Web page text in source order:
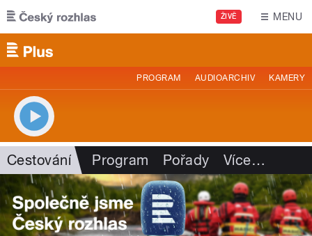
Přejít k hlavnímu obsahu
ŽIVĚ MENU
PROGRAM AUDIOARCHIV KAMERY
Cestování Program Pořady Více…